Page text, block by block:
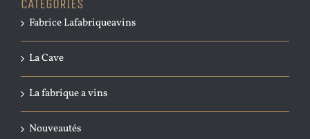
CATÉGORIES
Fabrice Lafabriqueavins
La Cave
La fabrique a vins
Nouveautés